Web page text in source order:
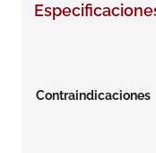
Contraindicaciones